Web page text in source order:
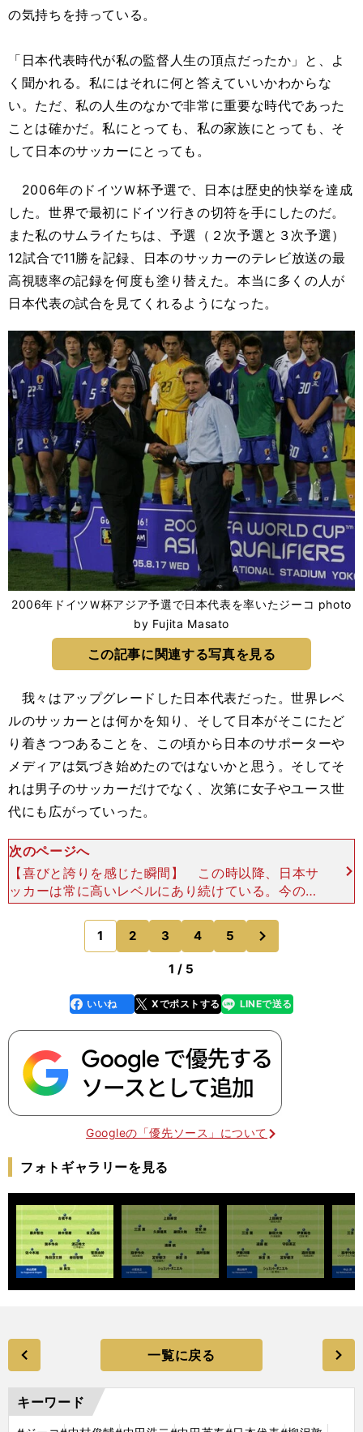
の気持ちを持っている。
「日本代表時代が私の監督人生の頂点だったか」と、よ
く聞かれる。私にはそれに何と答えていいかわからな
い。ただ、私の人生のなかで非常に重要な時代であった
ことは確かだ。私にとっても、私の家族にとっても、そ
して日本のサッカーにとっても。
2006年のドイツＷ杯予選で、日本は歴史的快挙を達成
した。世界で最初にドイツ行きの切符を手にしたのだ。
また私のサムライたちは、予選（２次予選と３次予選）
12試合で11勝を記録、日本のサッカーのテレビ放送の最
高視聴率の記録を何度も塗り替えた。本当に多くの人が
日本代表の試合を見てくれるようになった。
2006年ドイツＷ杯アジア予選で日本代表を率いたジーコ photo
by Fujita Masato
この記事に関連する写真を見る
我々はアップグレードした日本代表だった。世界レベ
ルのサッカーとは何かを知り、そして日本がそこにたど
り着きつつあることを、この頃から日本のサポーターや
メディアは気づき始めたのではないかと思う。そしてそ
れは男子のサッカーだけでなく、次第に女子やユース世
代にも広がっていった。
次のページへ
【喜びと誇りを感じた瞬間】 この時以降、日本サ
ッカーは常に高いレベルにあり続けている。今の日
本代表は世界の強豪を向こうにしても、恐れること
なく戦うことを、そして彼らを破るのは決して不可
能ではないこと
1 2 3 4 5
のページへ
1 / 5
faceboo
k
いいね Xでポストする
line LINEで送る
Googleの「優先ソース」について
フォトギャラリーを見る
一覧に戻る
キーワード